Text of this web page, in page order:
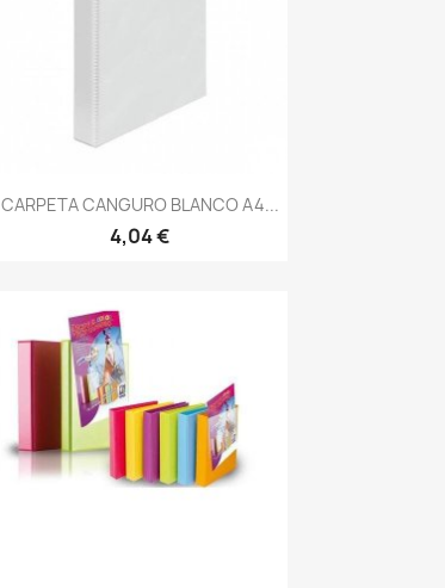
Vista rápida
CARPETA CANGURO BLANCO A4...
4,04 €